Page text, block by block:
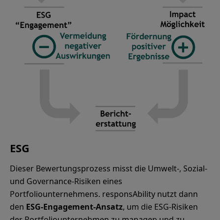
ESG
Dieser Bewertungsprozess misst die Umwelt-, Sozial-
und Governance-Risiken eines
Portfoliounternehmens. responsAbility nutzt dann
den ESG-Engagement-Ansatz, um die ESG-Risiken